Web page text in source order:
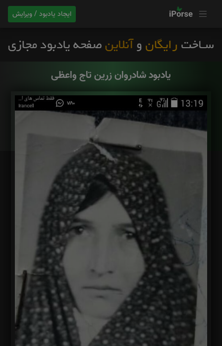
ایجاد یادبود / ویرایش
یادبود شادروان زرین تاج واعظی